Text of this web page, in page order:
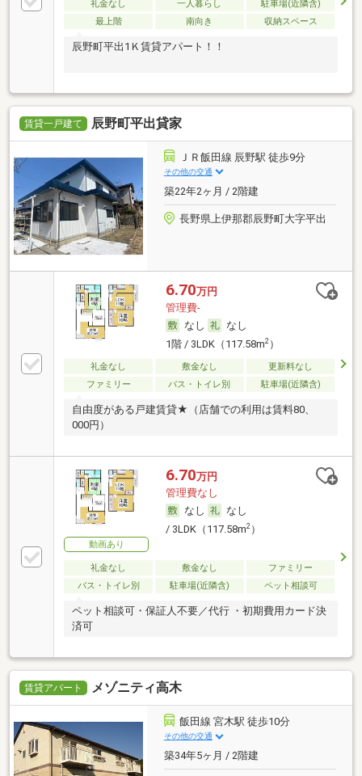
礼金なし 一人暮らし
駐車場(近隣含)
最上階
南向き 収納スペース
辰野町平出1Ｋ賃貸アパート！！
賃貸一戸建て 辰野町平出貸家
ＪＲ飯田線 辰野駅 徒歩9分
その他の交通
築22年2ヶ月 / 2階建
長野県上伊那郡辰野町大字平出
6.70万円
管理費-
なし
なし
1階 / 3LDK（117.58m2）
礼金なし 敷金なし
更新料なし
ファミリー
バス・トイレ別 駐車場(近隣含)
自由度がある戸建賃貸★（店舗での利用は賃料80、
000円）
動画あり
6.70万円
管理費なし
なし
なし
/ 3LDK（117.58m2）
礼金なし 敷金なし
ファミリー
バス・トイレ別
駐車場(近隣含) ペット相談可
ペット相談可・保証人不要／代行 ・初期費用カード決
済可
賃貸アパート メゾニティ高木
飯田線 宮木駅 徒歩10分
その他の交通
築34年5ヶ月 / 2階建